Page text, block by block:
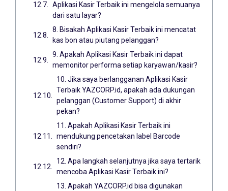
Aplikasi Kasir Terbaik ini mengelola semuanya
dari satu layar?
8. Bisakah Aplikasi Kasir Terbaik ini mencatat
kas bon atau piutang pelanggan?
9. Apakah Aplikasi Kasir Terbaik ini dapat
memonitor performa setiap karyawan/kasir?
10. Jika saya berlangganan Aplikasi Kasir
Terbaik YAZCORP.id, apakah ada dukungan
pelanggan (Customer Support) di akhir
pekan?
11. Apakah Aplikasi Kasir Terbaik ini
mendukung pencetakan label Barcode
sendiri?
12. Apa langkah selanjutnya jika saya tertarik
mencoba Aplikasi Kasir Terbaik ini?
13. Apakah YAZCORP.id bisa digunakan